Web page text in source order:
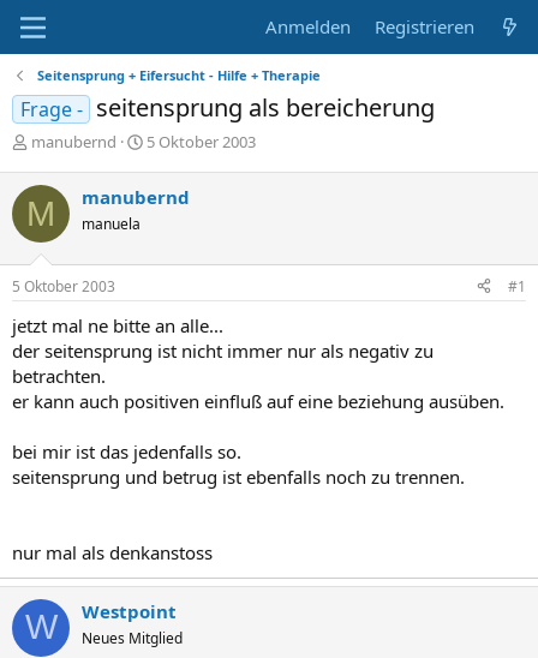
Anmelden Registrieren
Seitensprung + Eifersucht - Hilfe + Therapie
Frage - seitensprung als bereicherung
E
s
t
e
l
l
e
manubernd
E
t
l
m
5 Oktober 2003
M manubernd
manuela
5 Oktober 2003 #1
jetzt mal ne bitte an alle...
der seitensprung ist nicht immer nur als negativ zu
betrachten.
er kann auch positiven einfluß auf eine beziehung ausüben.
bei mir ist das jedenfalls so.
seitensprung und betrug ist ebenfalls noch zu trennen.
nur mal als denkanstoss
W Westpoint
Neues Mitglied